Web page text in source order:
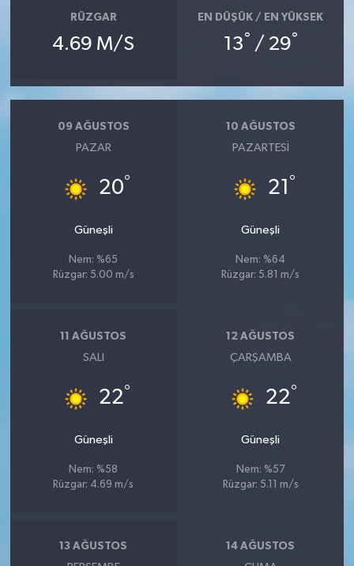
RÜZGAR
4.69 M/S
EN DÜŞÜK / EN YÜKSEK
13° / 29°
09 AĞUSTOS
PAZAR
20°
Güneşli
Nem: %65
Rüzgar: 5.00 m/s
10 AĞUSTOS
PAZARTESI
21 °
Güneşli
Nem: %64
Rüzgar: 5.81 m/s
11 AĞUSTOS
SALI
22°
Güneşli
Nem: %58
Rüzgar: 4.69 m/s
12 AĞUSTOS
ÇARŞAMBA
22°
Güneşli
Nem: %57
Rüzgar: 5.11 m/s
13 AĞUSTOS 14 AĞUSTOS